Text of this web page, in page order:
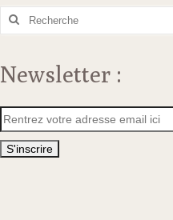
Rechercher
Newsletter :